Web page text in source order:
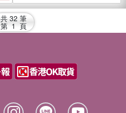
共 32 筆
第 1 頁